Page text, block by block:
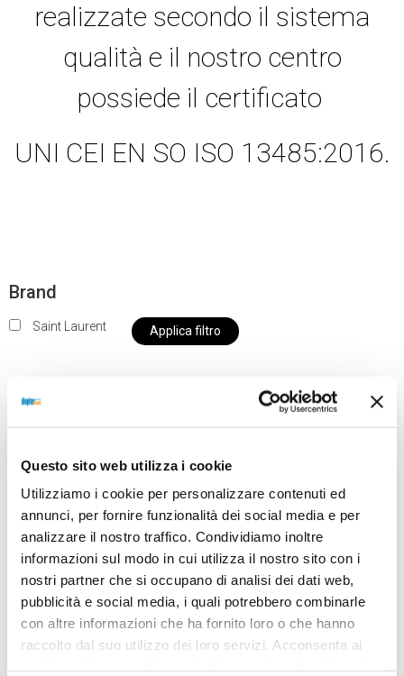
Questo sito web utilizza i cookie
Utilizziamo i cookie per personalizzare contenuti ed
annunci, per fornire funzionalità dei social media e per
analizzare il nostro traffico. Condividiamo inoltre
informazioni sul modo in cui utilizza il nostro sito con i
nostri partner che si occupano di analisi dei dati web,
pubblicità e social media, i quali potrebbero combinarle
con altre informazioni che ha fornito loro o che hanno
raccolto dal suo utilizzo dei loro servizi. Acconsenta ai
realizzate secondo il sistema
qualità e il nostro centro
possiede il certificato
UNI CEI EN SO ISO 13485:2016.
Brand
Saint Laurent Applica filtro
nostro negozio non saranno disponibili per la
da OTTICA DIOPTER
Showing the single result
Sold out